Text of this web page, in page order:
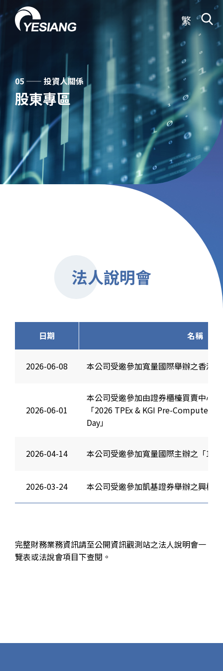
繁
05 —— 投資人關係
股東專區
法人說明會
日期 名稱
2026-06-08 本公司受邀參加寬量國際舉辦之香港
2026-06-01
本公司受邀參加由證券櫃檯買賣中心
「2026 TPEx & KGI Pre-Computex
Day」
2026-04-14 本公司受邀參加寬量國際主辦之「
2026-03-24 本公司受邀參加凱基證券舉辦之興櫃
完整財務業務資訊請至公開資訊觀測站之法人說明會一
覽表或法說會項目下查閱。